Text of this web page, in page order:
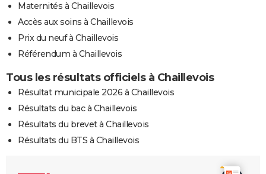
Maternités à Chaillevois
Accès aux soins à Chaillevois
Prix du neuf à Chaillevois
Référendum à Chaillevois
Tous les résultats officiels à Chaillevois
Résultat municipale 2026 à Chaillevois
Résultats du bac à Chaillevois
Résultats du brevet à Chaillevois
Résultats du BTS à Chaillevois